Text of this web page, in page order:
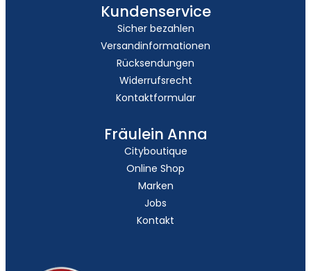
Kundenservice
Sicher bezahlen
Versandinformationen
Rücksendungen
Widerrufsrecht
Kontaktformular
Fräulein Anna
Cityboutique
Online Shop
Marken
Jobs
Kontakt